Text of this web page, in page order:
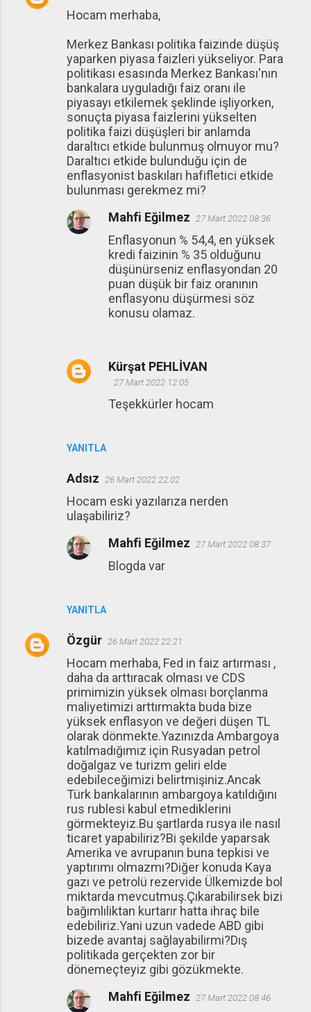
Hocam merhaba,
Merkez Bankası politika faizinde düşüş
yaparken piyasa faizleri yükseliyor. Para
politikası esasında Merkez Bankası'nın
bankalara uyguladığı faiz oranı ile
piyasayı etkilemek şeklinde işliyorken,
sonuçta piyasa faizlerini yükselten
politika faizi düşüşleri bir anlamda
daraltıcı etkide bulunmuş olmuyor mu?
Daraltıcı etkide bulunduğu için de
enflasyonist baskıları hafifletici etkide
bulunması gerekmez mi?
YANITLA
Mahfi Eğilmez 27 Mart 2022 08:36
Enflasyonun % 54,4, en yüksek
kredi faizinin % 35 olduğunu
düşünürseniz enflasyondan 20
puan düşük bir faiz oranının
enflasyonu düşürmesi söz
konusu olamaz.
Kürşat PEHLİVAN
27 Mart 2022 12:05
Teşekkürler hocam
Adsız 26 Mart 2022 22:02
Hocam eski yazılarıza nerden
ulaşabiliriz?
YANITLA
Mahfi Eğilmez 27 Mart 2022 08:37
Blogda var
Özgür 26 Mart 2022 22:21
Hocam merhaba, Fed in faiz artırması ,
daha da arttıracak olması ve CDS
primimizin yüksek olması borçlanma
maliyetimizi arttırmakta buda bize
yüksek enflasyon ve değeri düşen TL
olarak dönmekte.Yazınızda Ambargoya
katılmadığımız için Rusyadan petrol
doğalgaz ve turizm geliri elde
edebileceğimizi belirtmişiniz.Ancak
Türk bankalarının ambargoya katıldığını
rus rublesi kabul etmediklerini
görmekteyiz.Bu şartlarda rusya ile nasıl
ticaret yapabiliriz?Bi şekilde yaparsak
Amerika ve avrupanın buna tepkisi ve
yaptırımı olmazmı?Diğer konuda Kaya
gazı ve petrolü rezervide Ülkemizde bol
miktarda mevcutmuş.Çıkarabilirsek bizi
bağımlıliktan kurtarır hatta ihraç bile
edebiliriz.Yani uzun vadede ABD gibi
bizede avantaj sağlayabilirmi?Dış
politikada gerçekten zor bir
dönemeçteyiz gibi gözükmekte.
Mahfi Eğilmez 27 Mart 2022 08:46